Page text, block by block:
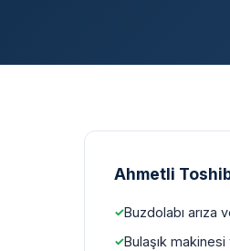
Ahmetli
Buzdolabı arıza
Bulaşık makinesi